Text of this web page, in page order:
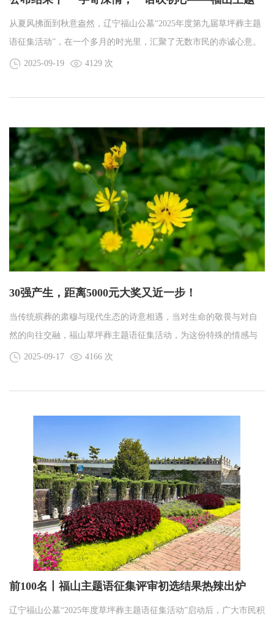
语正式揭晓
从夏风拂面到秋意盎然，辽宁福山公墓“2025年度第九届草坪葬主题
语征集活动”，在一个多月的时光里，汇聚了无数市民的赤诚心意。
有人提笔写下对生命的敬畏，字句间藏着对逝者的温柔惦念；有人
往。
2025-09-19 4129 次
30强产生，距离5000元大奖又近一步！
当传统殡葬的肃穆与现代生态的诗意相遇，当对生命的敬畏与对自
然的向往交融，福山草坪葬主题语征集活动，为这份特殊的情感与
文化找到了最美的表达。9月11日，该活动正式进入最终评审阶段，
情启幕。
2025-09-17 4166 次
前100名丨福山主题语征集评审初选结果热辣出炉
辽宁福山公墓“2025年度草坪葬主题语征集活动”启动后，广大市民积